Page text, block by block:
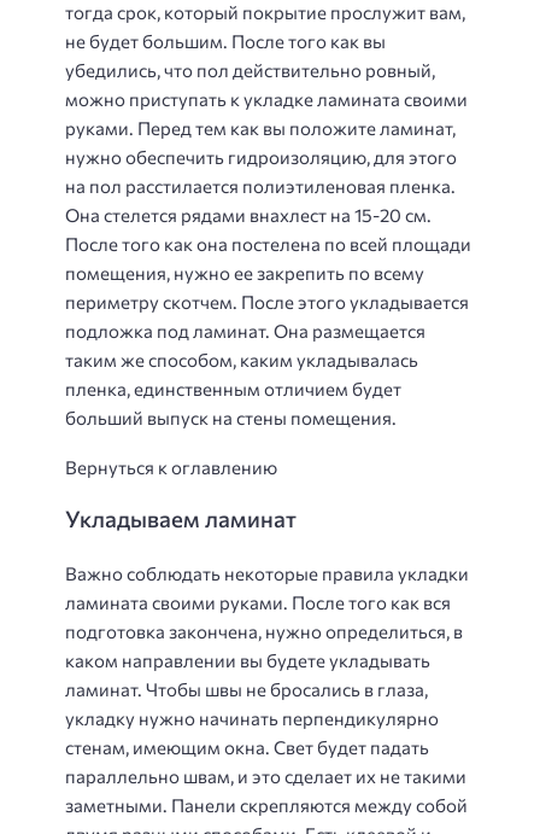
тогда срок, который покрытие прослужит вам,
не будет большим. После того как вы
убедились, что пол действительно ровный,
можно приступать к укладке ламината своими
руками. Перед тем как вы положите ламинат,
нужно обеспечить гидроизоляцию, для этого
на пол расстилается полиэтиленовая пленка.
Она стелется рядами внахлест на 15-20 см.
После того как она постелена по всей площади
помещения, нужно ее закрепить по всему
периметру скотчем. После этого укладывается
подложка под ламинат. Она размещается
таким же способом, каким укладывалась
пленка, единственным отличием будет
больший выпуск на стены помещения.
Вернуться к оглавлению
Укладываем ламинат
Важно соблюдать некоторые правила укладки
ламината своими руками. После того как вся
подготовка закончена, нужно определиться, в
каком направлении вы будете укладывать
ламинат. Чтобы швы не бросались в глаза,
укладку нужно начинать перпендикулярно
стенам, имеющим окна. Свет будет падать
параллельно швам, и это сделает их не такими
заметными. Панели скрепляются между собой